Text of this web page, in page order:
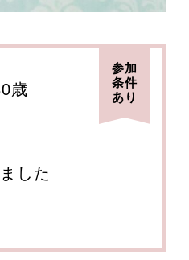
歳
参加
条件
あり
した